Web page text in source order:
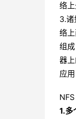
络上
3.
络
组
器
应用
1.多